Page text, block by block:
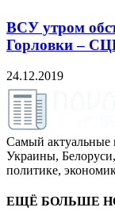
ВСУ утром
Горловки –
24.12.2019
Самый актуальные
Украины,
политике,
ЕЩЁ БОЛЬШЕ